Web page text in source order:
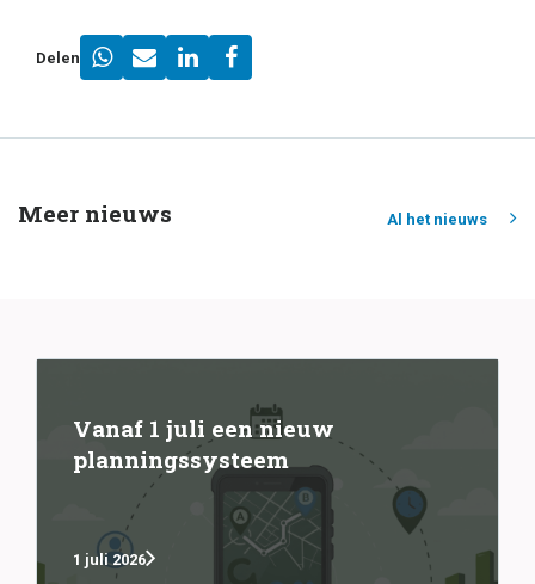
Delen
Meer nieuws Al het nieuws
Vanaf 1 juli een nieuw
planningssysteem
1 juli 2026